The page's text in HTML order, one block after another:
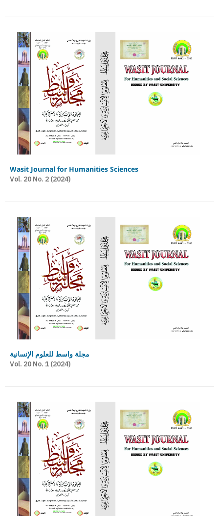
Wasit Journal for Humanities Sciences
Vol. 20 No. 2 (2024)
مجلة واسط للعلوم الإنسانية
Vol. 20 No. 1 (2024)